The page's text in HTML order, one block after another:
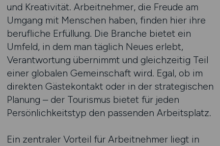
und Kreativität. Arbeitnehmer, die Freude am
Umgang mit Menschen haben, finden hier ihre
berufliche Erfüllung. Die Branche bietet ein
Umfeld, in dem man täglich Neues erlebt,
Verantwortung übernimmt und gleichzeitig Teil
einer globalen Gemeinschaft wird. Egal, ob im
direkten Gästekontakt oder in der strategischen
Planung – der Tourismus bietet für jeden
Persönlichkeitstyp den passenden Arbeitsplatz.
Ein zentraler Vorteil für Arbeitnehmer liegt in